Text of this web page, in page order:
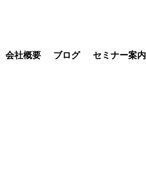
会社概要 ブログ セミナー案内